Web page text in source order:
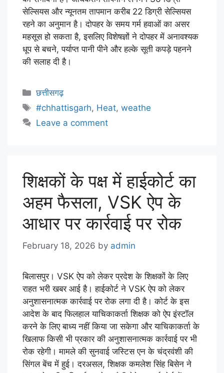
सेल्सियस और न्यूनतम तापमान करीब 22 डिग्री सेल्सियस
रहने का अनुमान है। दोपहर के समय गर्म हवाओं का असर
महसूस हो सकता है, इसलिए विशेषज्ञों ने दोपहर में अनावश्यक
धूप से बचने, पर्याप्त पानी पीने और हल्के सूती कपड़े पहनने
की सलाह दी है।
छत्तीसगढ़
#chhattisgarh, Heat,weathe
Leave a comment
शिक्षकों के पक्ष में हाईकोर्ट का
अहम फैसला, VSK ऐप के
आधार पर कार्रवाई पर रोक
February 18, 2026 by admin
बिलासपुर। VSK ऐप को लेकर प्रदेश के शिक्षकों के लिए
राहत भरी खबर आई है। हाईकोर्ट ने VSK ऐप को लेकर
अनुशासनात्मक कार्रवाई पर रोक लगा दी है। कोर्ट के इस
आदेश के बाद फिलहाल याचिकाकर्ता शिक्षक को ऐप इंस्टॉल
करने के लिए बाध्य नहीं किया जा सकेगा और याचिकाकर्ता के
खिलाफ किसी भी प्रकार की अनुशासनात्मक कार्रवाई पर भी
रोक रहेगी। मामले की सुनवाई जस्टिस एन के चंद्रवंशी की
सिंगल बेंच में हुई। दरअसल, शिक्षक कमलेश सिंह बिसेन ने